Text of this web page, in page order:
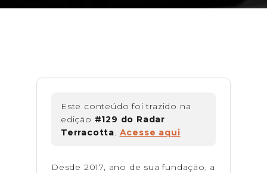
Este conteúdo foi trazido na
edição #129 do Radar
Terracotta. Acesse aqui
Desde 2017, ano de sua fundação, a